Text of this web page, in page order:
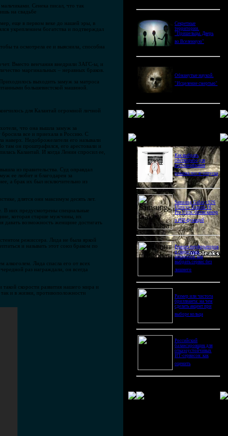
Сенека писал, что так
на свадьбе
еще в первом веке до нашей эры, в
укреплением богатства и подтверждал
та осмотрела ее и выяснила, способна
Вместо венчания внедрили ЗАГС-ы, и
маргинальных – неравных браков.
выходить замуж за матроса
большевистской машиной.
для Калантай огромной личной
что она вышла замуж за
все и приехала в Россию. С
наверх. Недоброжелатели его называли
там он проштрафился, его арестовали и
Калантай. И когда Ленин спросил ее,
из правительства. Суд оправдал
ее любит и благодарен за
а брак их был исключительно из
длятся они максимум десять лет.
В них предусмотрены специальные
которая старше мужчины, их
давать возможность женщине достигать
режиссера. Лида не была яркой
и называть этот союз браком по
алкоголем. Лида спасла его от всех
раз награждали, он всегда
скорости развития нашего мира и
и в жизни, противоположности
Секретные
территории.
"Пришельцы. Дверь
во Вселенную"
Обманутые наукой.
"Исцеление смертью"
Как выбрать
снотворное для
восстановления
режима после отпуска
Samsung Galaxy S26
Ultra vs Xiaomi 16
Pro Ultra: битва камер
и ИИ-функций
Ремонт перфораторов
и сварочных
аппаратов: как
выбрать сервис без
лишнего
Размер или чистота
бриллианта: на чем
сделать акцент при
выборе кольца
Российский
балансировщик для
отказоустойчивых
ИТ-сервисов: как
оценить